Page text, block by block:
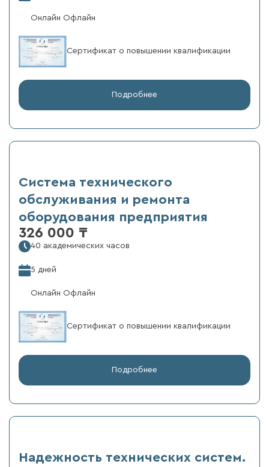
Онлайн Офлайн
Сертификат о повышении квалификации
Подробнее
Система технического
обслуживания и ремонта
оборудования предприятия
326 000 ₸
40 академических часов
5 дней
Онлайн Офлайн
Сертификат о повышении квалификации
Подробнее
Надежность технических систем.